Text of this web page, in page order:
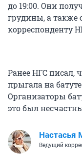
до 19:00. Они
грудины, а также
корреспонденту
Ранее НГС писал,
прыгала на
Организаторы
это был
Настасья
Ведущий